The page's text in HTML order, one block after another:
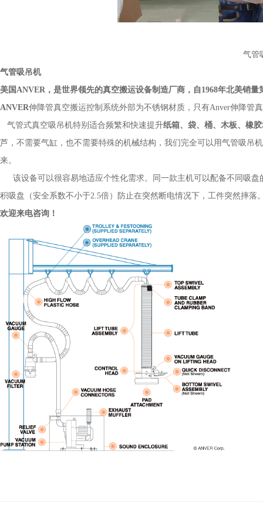
气管
气管吸吊机
美国ANVER，是世界领先的真空搬运设备制造厂商，自1968年北美销量
ANVER伸降管真空搬运控制系统外部为不锈钢材质，只有Anver伸降管
气管式真空吸吊机特别适合频繁和快速提升纸箱、袋、桶、木板、橡
芦，不需要气缸，也不需要特殊的机械结构，我们完全可以用气管吸吊
来。
该设备可以很容易地适应个性化需求。同一款主机可以配备不同吸盘
积吸盘（安全系数不小于2.5倍）防止在突然断电情况下，工件突然摔落
欢迎来电咨询！